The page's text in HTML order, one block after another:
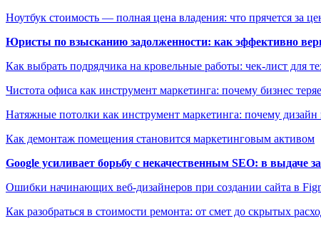
Ноутбук стоимость — полная цена владения: что прячется за
Юристы по взысканию задолженности: как эффективно
Как выбрать подрядчика на кровельные работы: чек-лист для
Чистота офиса как инструмент маркетинга: почему бизнес
Натяжные потолки как инструмент маркетинга: почему
Как демонтаж помещения становится маркетинговым активом
Google усиливает борьбу с некачественным SEO: в выдаче
Ошибки начинающих веб-дизайнеров при создании сайта в
Как разобраться в стоимости ремонта: от смет до скрытых